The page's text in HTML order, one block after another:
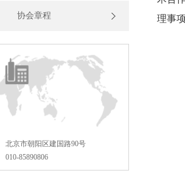
协会章程
北京市朝阳区建国路90号
010-85890806
理事